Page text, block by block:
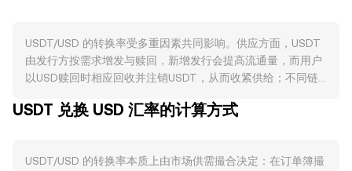
USDT/USD 的转换率受多重因素共同影响。供应方面，USDT
由发行方按需求增发与赎回，新增发行会提高流通量，而用户
以USD赎回时相应回收并注销USDT，从而收紧供给；不同链
动性和短期定价。USDT没有挖矿减半或协议层质押机制，但
合约保证金、跨平台转账结算、以及在中心化与去中心化场景
USDT 兑换 USD 汇率的计算方式
USDT/USD 的转换率本质上由市场供需撮合决定：在订单簿撮